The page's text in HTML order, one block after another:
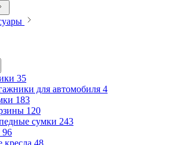
35
для автомобиля 4
183
120
сумки 243
96
кресла 48